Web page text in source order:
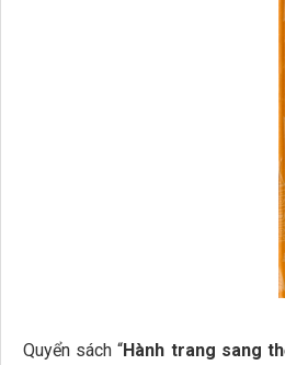
Quyển sách “Hành trang sang